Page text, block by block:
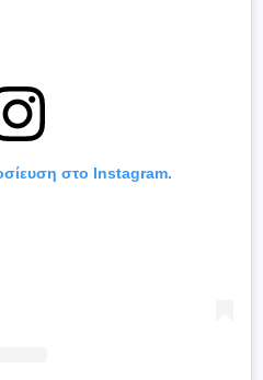
στο Instagram.